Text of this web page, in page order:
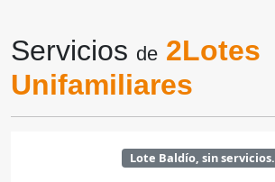
Servicios de 2Lotes
Unifamiliares
Lote Baldío, sin servicios.